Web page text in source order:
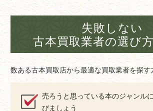
失敗しない
古本買取業者の選び
数ある古本買取店から最適な買取業者を探す
売ろうと思っている本のジャンル
びましょう